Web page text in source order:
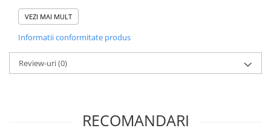
Accesorii auto
Suport Telefon
Lanterne
Senzori Parcare
Redresoare Auto
🖥️ Interfață Intuitivă și Modernă
VEZI MAI MULT
Informatii conformitate produs
Review-uri(0)
RECOMANDARI